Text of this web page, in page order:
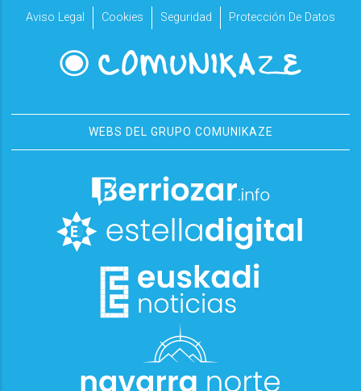
Aviso Legal
Cookies Seguridad Protección De Datos
WEBS DEL GRUPO COMUNIKAZE